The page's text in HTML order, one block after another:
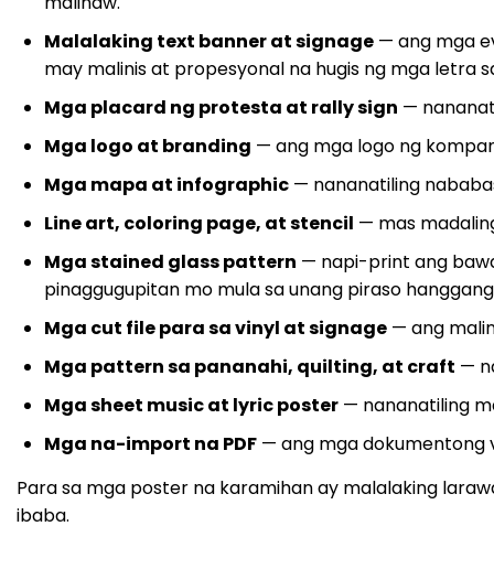
Malalaking text banner at signage — ang mga
may malinis at propesyonal na hugis ng mga letra
Mga placard ng protesta at rally sign —
Mga logo at branding — ang mga logo ng
Mga mapa at infographic — nananatiling
Line art, coloring page, at stencil — mas
Mga stained glass pattern — napi-print ang
pinaggugupitan mo mula sa unang piraso
Mga cut file para sa vinyl at signage — ang
Mga pattern sa pananahi, quilting, at craft —
Mga sheet music at lyric poster — nananatiling
Mga na-import na PDF — ang mga dokumentong
Para sa mga poster na karamihan ay malalaking
ibaba.